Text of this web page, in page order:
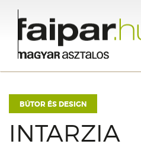
BÚTOR ÉS DESIGN
INTARZIA